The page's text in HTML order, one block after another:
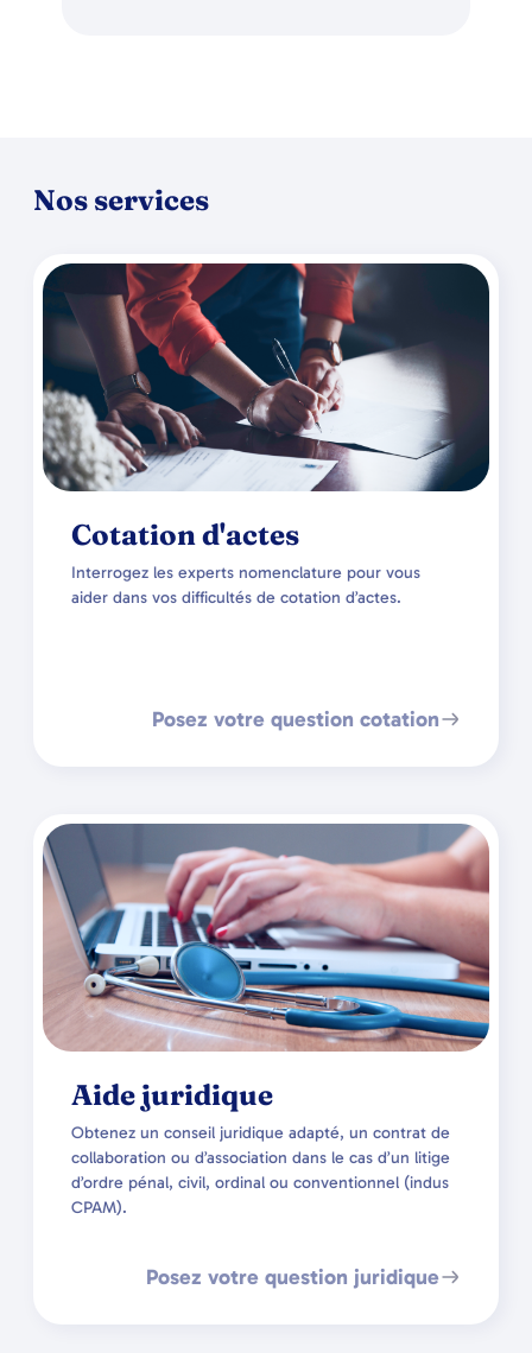
Nos services
Cotation d'actes
Interrogez les experts nomenclature pour vous
aider dans vos difficultés de cotation d’actes.
Posez votre question cotation
Aide juridique
Obtenez un conseil juridique adapté, un contrat de
collaboration ou d’association dans le cas d’un litige
d’ordre pénal, civil, ordinal ou conventionnel (indus
CPAM).
Posez votre question juridique